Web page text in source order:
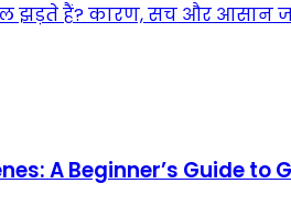
झड़ते हैं? कारण, सच और आसान
A Beginner’s Guide to